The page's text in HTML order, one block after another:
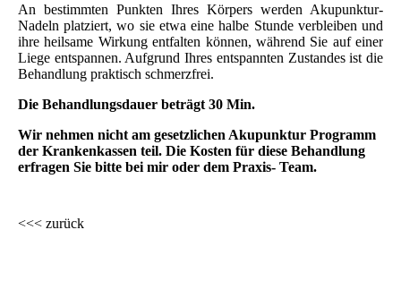
An bestimmten Punkten Ihres Körpers werden Akupunktur-
Nadeln platziert, wo sie etwa eine halbe Stunde verbleiben und
ihre heilsame Wirkung entfalten können, während Sie auf einer
Liege entspannen. Aufgrund Ihres entspannten Zustandes ist die
Behandlung praktisch schmerzfrei.
Die Behandlungsdauer beträgt 30 Min.
Wir nehmen nicht am gesetzlichen Akupunktur Programm
der Krankenkassen teil. Die Kosten für diese Behandlung
erfragen Sie bitte bei mir oder dem Praxis- Team.
<<< zurück